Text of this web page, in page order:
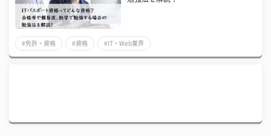
#免許・資格 #資格 #IT・Web業界